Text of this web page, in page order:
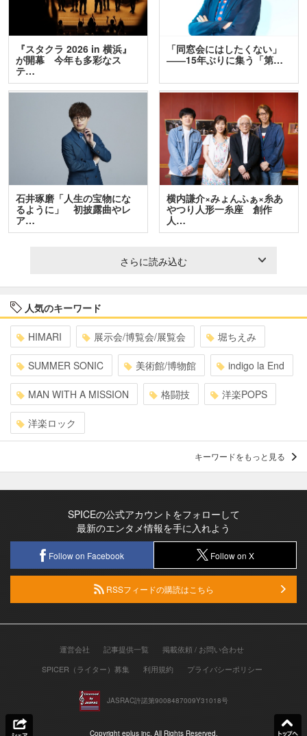
『スタクラ 2026 in 横浜』
が開幕 今年も多彩なス
テ…
「同窓会にはしたくない」
――15年ぶりに集う「第…
石井琢磨「人生の宝物にな
るように」 初披露曲やレ
ア…
横内謙介×みょんふぁ×糸あ
やつり人形一糸座 創作
人…
さらに読み込む
人気のキーワード
HIMARI 展示会/博覧会/展覧会 堀ちえみ
SUMMER SONIC 美術館/博物館 indigo la End
MAN WITH A MISSION 格闘技 洋楽POPS
洋楽ロック
キーワードをもっと見る
SPICEの公式アカウントをフォローして
最新のエンタメ情報を手に入れよう
Follow on Facebook Follow on X
RSSフィードの購読はこちら
運営会社 記事提供一覧
掲載依頼 / お問い合わせ
SPICER（ライター）募集
利用規約 プライバシーポリシー
JASRAC許諾第9008487009Y31018号
Copyright eplus inc. All Rights Reserved.